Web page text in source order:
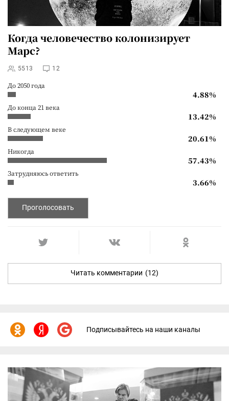
Когда человечество колонизирует
Марс?
5513 12
До 2050 года
4.88%
До конца 21 века
13.42%
В следующем веке
20.61%
Никогда
57.43%
Затрудняюсь ответить
3.66%
Проголосовать
Читать комментарии (12)
Подписывайтесь на наши каналы